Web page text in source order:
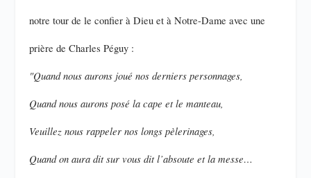
notre tour de le confier à Dieu et à Notre-Dame avec une
prière de Charles Péguy :
"Quand nous aurons joué nos derniers personnages,
Quand nous aurons posé la cape et le manteau,
Veuillez nous rappeler nos longs pèlerinages,
Quand on aura dit sur vous dit l’absoute et la messe…